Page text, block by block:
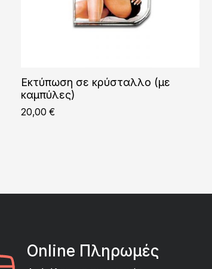
Εκτύπωση σε κρύσταλλο (με
καμπύλες)
20,00 €
Online Πληρωμές